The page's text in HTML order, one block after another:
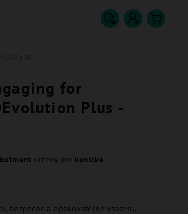
for
Plus -
určený pro konické
bezpečné a opakovatelné usazení,